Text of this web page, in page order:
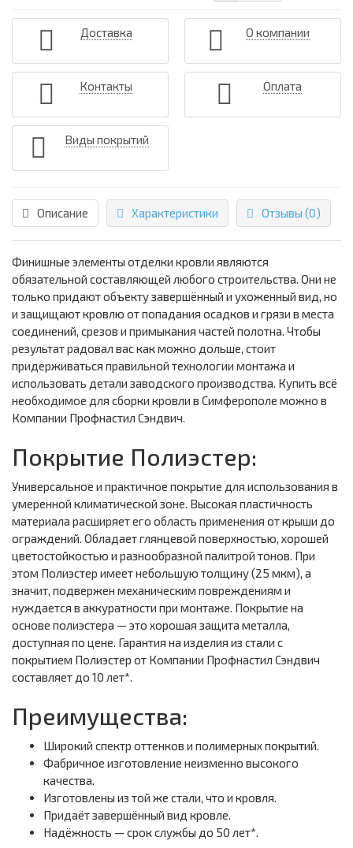
Доставка О компании
Контакты Оплата
Виды покрытий
Описание Характеристики Отзывы (0)
Финишные элементы отделки кровли являются
обязательной составляющей любого строительства. Они не
только придают объекту завершённый и ухоженный вид, но
и защищают кровлю от попадания осадков и грязи в места
соединений, срезов и примыкания частей полотна. Чтобы
результат радовал вас как можно дольше, стоит
придерживаться правильной технологии монтажа и
использовать детали заводского производства. Купить всё
необходимое для сборки кровли в Симферополе можно в
Компании Профнастил Сэндвич.
Покрытие Полиэстер:
Универсальное и практичное покрытие для использования в
умеренной климатической зоне. Высокая пластичность
материала расширяет его область применения от крыши до
ограждений. Обладает глянцевой поверхностью, хорошей
цветостойкостью и разнообразной палитрой тонов. При
этом Полиэстер имеет небольшую толщину (25 мкм), а
значит, подвержен механическим повреждениям и
нуждается в аккуратности при монтаже. Покрытие на
основе полиэстера — это хорошая защита металла,
доступная по цене. Гарантия на изделия из стали с
покрытием Полиэстер от Компании Профнастил Сэндвич
составляет до 10 лет*.
Преимущества:
Широкий спектр оттенков и полимерных покрытий.
Фабричное изготовление неизменно высокого
качества.
Изготовлены из той же стали, что и кровля.
Придаёт завершённый вид кровле.
Надёжность — срок службы до 50 лет*.